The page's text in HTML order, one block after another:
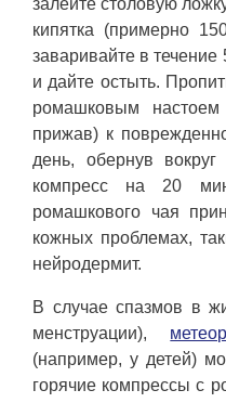
кипятка (примерно
заваривайте в течение
и дайте остыть.
ромашковым настоем
прижав) к
день, обернув
компресс на 20
ромашкового чая
кожных проблемах,
нейродермит.
В случае спазмов в
менструации),
(например, у детей)
горячие компрессы с